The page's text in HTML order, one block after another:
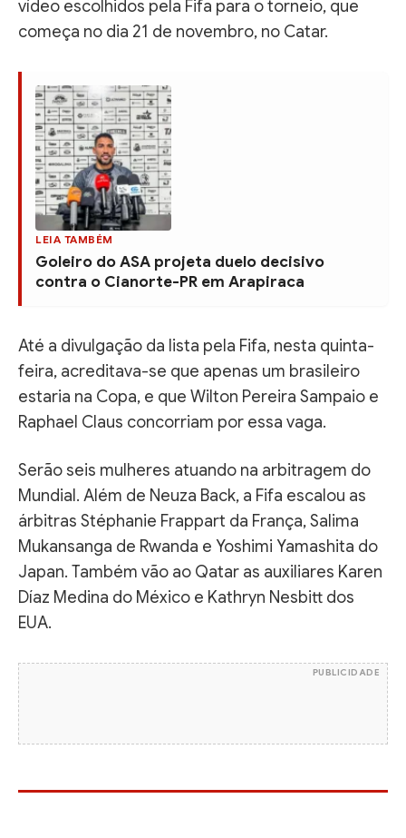
vídeo escolhidos pela Fifa para o torneio, que
começa no dia 21 de novembro, no Catar.
LEIA TAMBÉM
Goleiro do ASA projeta duelo decisivo
contra o Cianorte-PR em Arapiraca
Até a divulgação da lista pela Fifa, nesta quinta-
feira, acreditava-se que apenas um brasileiro
estaria na Copa, e que Wilton Pereira Sampaio e
Raphael Claus concorriam por essa vaga.
Serão seis mulheres atuando na arbitragem do
Mundial. Além de Neuza Back, a Fifa escalou as
árbitras Stéphanie Frappart da França, Salima
Mukansanga de Rwanda e Yoshimi Yamashita do
Japan. Também vão ao Qatar as auxiliares Karen
Díaz Medina do México e Kathryn Nesbitt dos
EUA.
PUBLICIDADE